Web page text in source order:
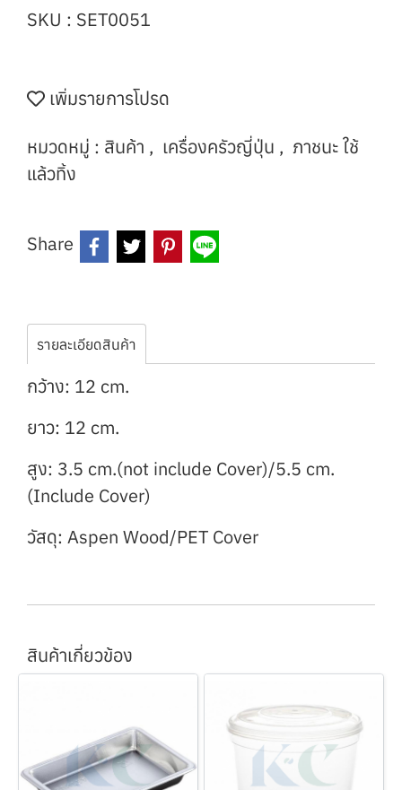
SKU : SET0051
เพิ่มรายการโปรด
หมวดหมู่ : สินค้า , เครื่องครัวญี่ปุ่น , ภาชนะ ใช้
แล้วทิ้ง
Share
รายละเอียดสินค้า
กว้าง: 12 cm.
ยาว: 12 cm.
สูง: 3.5 cm.(not include Cover)/5.5 cm.
(Include Cover)
วัสดุ: Aspen Wood/PET Cover
สินค้าเกี่ยวข้อง